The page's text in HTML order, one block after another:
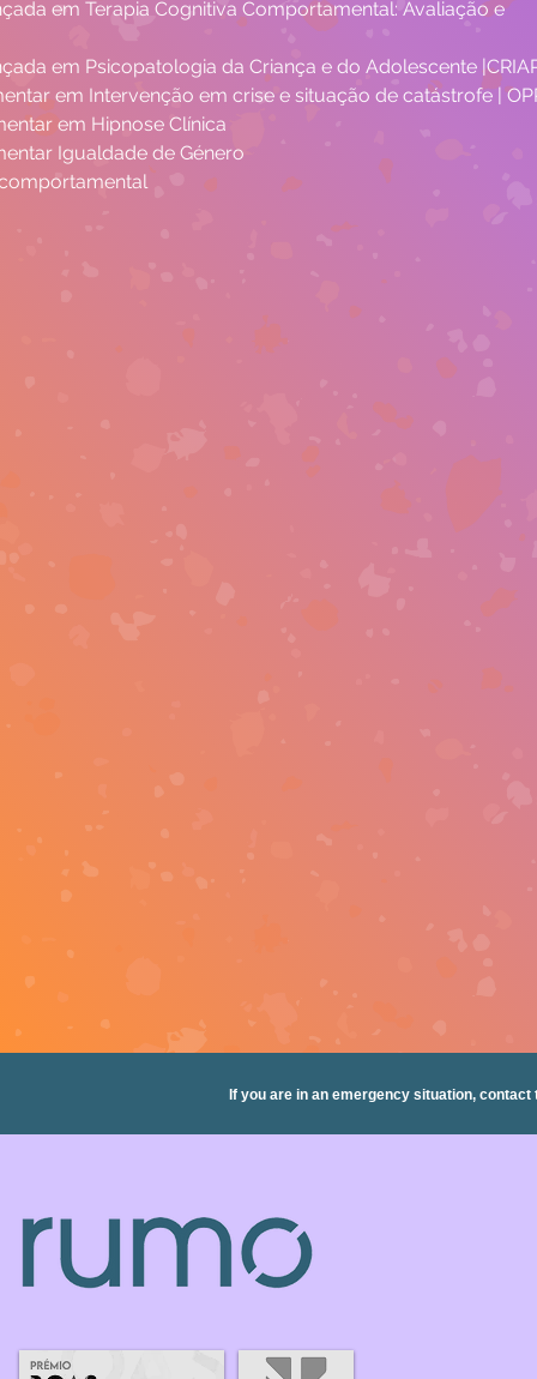
em Terapia Cognitiva Comportamental: Avaliação e
em Psicopatologia da Criança e do Adolescente
em Intervenção em crise e situação de catástrofe |
em Hipnose Clínica
Igualdade de Género
If you are in an emergency situation,